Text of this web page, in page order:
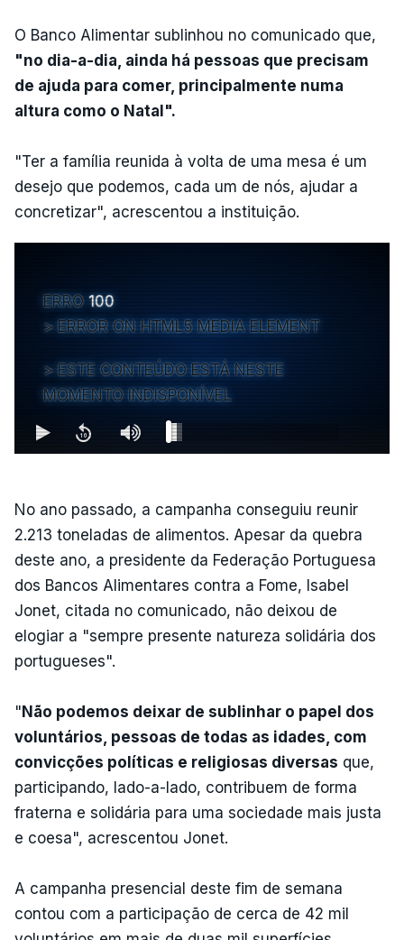
O Banco Alimentar sublinhou no comunicado que,
"no dia-a-dia, ainda há pessoas que precisam
de ajuda para comer, principalmente numa
altura como o Natal".
"Ter a família reunida à volta de uma mesa é um
desejo que podemos, cada um de nós, ajudar a
concretizar", acrescentou a instituição.
ERRO 100
ERROR ON HTML5 MEDIA ELEMENT
ESTE CONTEÚDO ESTÁ NESTE
MOMENTO INDISPONÍVEL
No ano passado, a campanha conseguiu reunir
2.213 toneladas de alimentos. Apesar da quebra
deste ano, a presidente da Federação Portuguesa
dos Bancos Alimentares contra a Fome, Isabel
Jonet, citada no comunicado, não deixou de
elogiar a "sempre presente natureza solidária dos
portugueses".
"Não podemos deixar de sublinhar o papel dos
voluntários, pessoas de todas as idades, com
convicções políticas e religiosas diversas que,
participando, lado-a-lado, contribuem de forma
fraterna e solidária para uma sociedade mais justa
e coesa", acrescentou Jonet.
A campanha presencial deste fim de semana
contou com a participação de cerca de 42 mil